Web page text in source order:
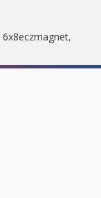
6x8eczmagnet,